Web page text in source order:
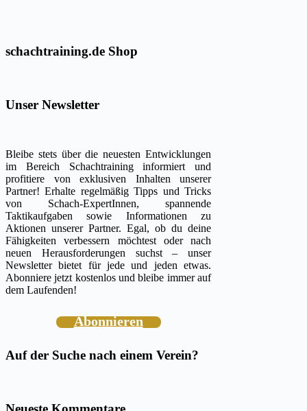
schachtraining.de Shop
Unser Newsletter
Bleibe stets über die neuesten Entwicklungen
im Bereich Schachtraining informiert und
profitiere von exklusiven Inhalten unserer
Partner! Erhalte regelmäßig Tipps und Tricks
von Schach-ExpertInnen, spannende
Taktikaufgaben sowie Informationen zu
Aktionen unserer Partner. Egal, ob du deine
Fähigkeiten verbessern möchtest oder nach
neuen Herausforderungen suchst – unser
Newsletter bietet für jede und jeden etwas.
Abonniere jetzt kostenlos und bleibe immer auf
dem Laufenden!
Abonnieren
Auf der Suche nach einem Verein?